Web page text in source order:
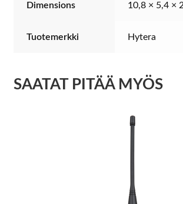
Dimensions 10,8 × 5,4 ×
Tuotemerkki Hytera
SAATAT PITÄÄ MYÖS